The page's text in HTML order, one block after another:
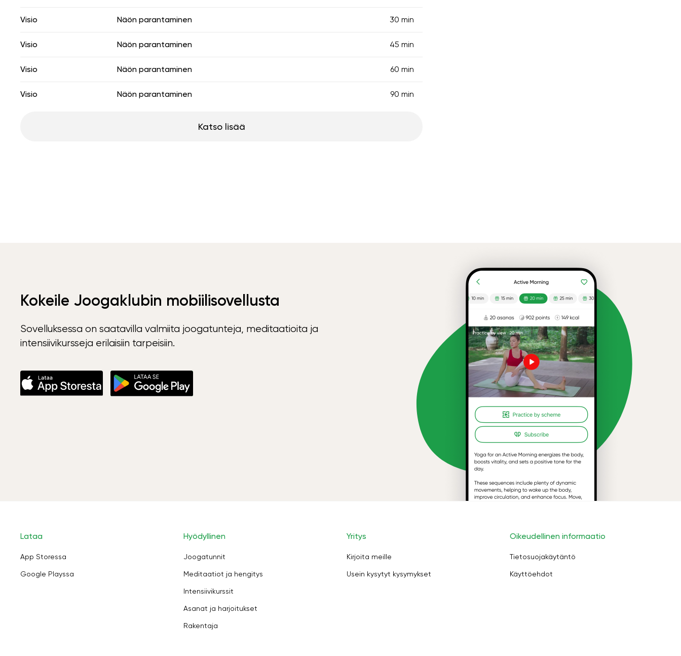
Visio Näön parantaminen 30 min
Visio Näön parantaminen 45 min
Visio Näön parantaminen 60 min
Visio Näön parantaminen 90 min
Katso lisää
Kokeile Joogaklubin mobiilisovellusta
Sovelluksessa on saatavilla valmiita joogatunteja, meditaatioita ja
intensiivikursseja erilaisiin tarpeisiin.
Lataa
App Storessa
Google Playssa
Hyödyllinen
Joogatunnit
Meditaatiot ja hengitys
Intensiivikurssit
Asanat ja harjoitukset
Rakentaja
Yritys
Kirjoita meille
Usein kysytyt kysymykset
Oikeudellinen informaatio
Tietosuojakäytäntö
Käyttöehdot